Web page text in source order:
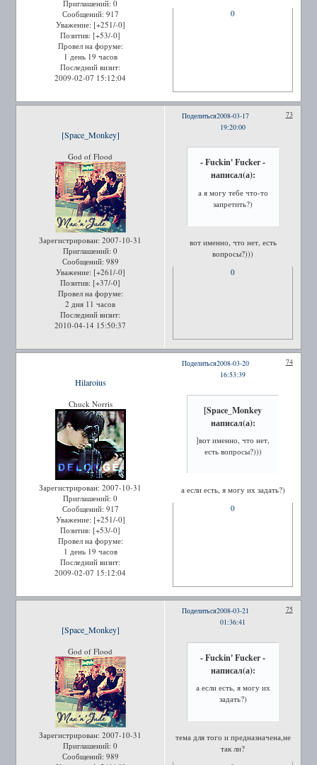
Приглашений: 0
Сообщений: 917
Уважение: [+251/-0]
Позитив: [+53/-0]
Провел на форуме:
1 день 19 часов
Последний визит:
2009-02-07 15:12:04
0
Поделиться 73
2008-03-17
19:20:00
[Space_Monkey]
God of Flood
Зарегистрирован: 2007-10-31
Приглашений: 0
Сообщений: 989
Уважение: [+261/-0]
Позитив: [+37/-0]
Провел на форуме:
2 дня 11 часов
Последний визит:
2010-04-14 15:50:37
- Fuckin' Fucker -
написал(а):
а я могу тебе что-то
запретить?)
вот именно, что нет, есть
вопросы?)))
0
Поделиться 74
2008-03-20
16:53:39
Hilaroius
Chuck Norris
Зарегистрирован: 2007-10-31
Приглашений: 0
Сообщений: 917
Уважение: [+251/-0]
Позитив: [+53/-0]
Провел на форуме:
1 день 19 часов
Последний визит:
2009-02-07 15:12:04
[Space_Monkey
написал(а):
]вот именно, что нет,
есть вопросы?)))
а если есть, я могу их задать?)
0
Поделиться 75
2008-03-21
01:36:41
[Space_Monkey]
God of Flood
Зарегистрирован: 2007-10-31
Приглашений: 0
Сообщений: 989
- Fuckin' Fucker -
написал(а):
а если есть, я могу их
задать?)
тема для того и предназначена,не
так ли?